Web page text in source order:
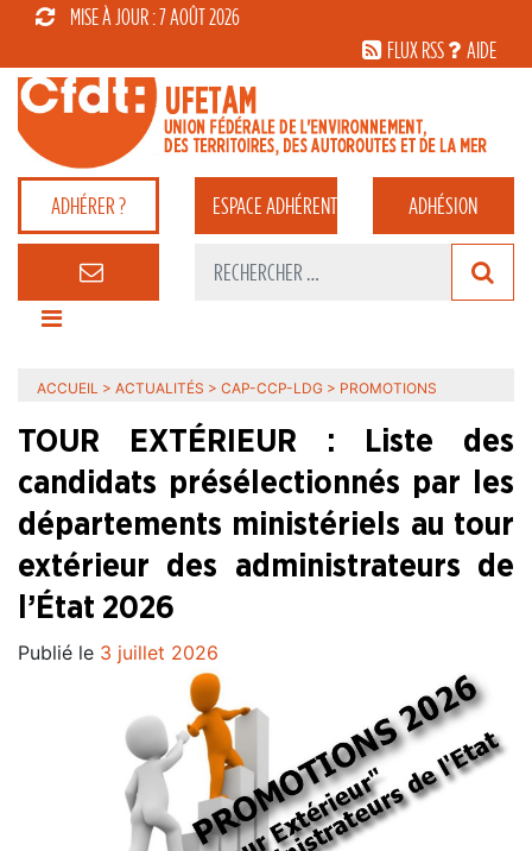
MISE À JOUR : 7 AOÛT 2026
FLUX RSS
AIDE
ADHÉRER ? ESPACEADHÉRENT ADHÉSION
ACCUEIL > ACTUALITÉS > CAP-CCP-LDG > PROMOTIONS
TOUR EXTÉRIEUR : Liste des
candidats présélectionnés par les
départements ministériels au tour
extérieur des administrateurs de
l’État 2026
Publié le 3 juillet 2026